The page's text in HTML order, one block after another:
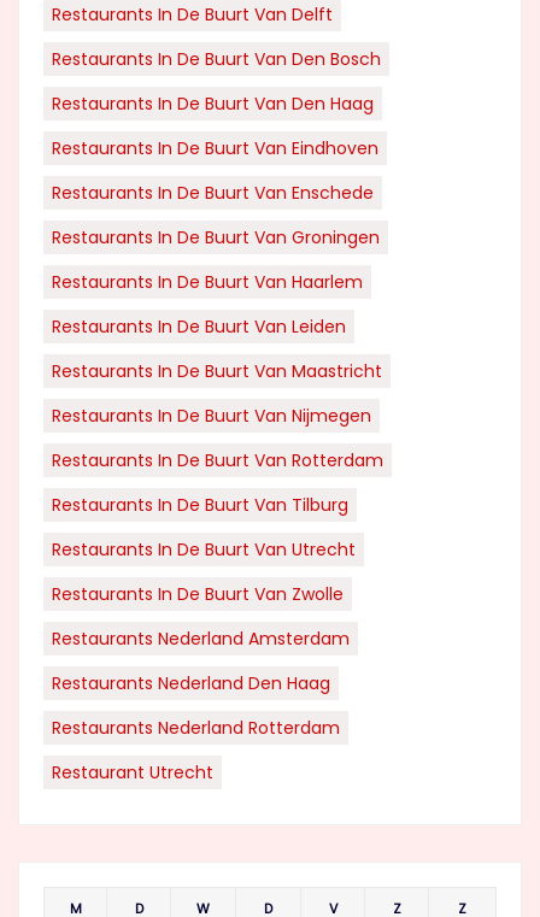
Restaurants In De Buurt Van Delft
Restaurants In De Buurt Van Den Bosch
Restaurants In De Buurt Van Den Haag
Restaurants In De Buurt Van Eindhoven
Restaurants In De Buurt Van Enschede
Restaurants In De Buurt Van Groningen
Restaurants In De Buurt Van Haarlem
Restaurants In De Buurt Van Leiden
Restaurants In De Buurt Van Maastricht
Restaurants In De Buurt Van Nijmegen
Restaurants In De Buurt Van Rotterdam
Restaurants In De Buurt Van Tilburg
Restaurants In De Buurt Van Utrecht
Restaurants In De Buurt Van Zwolle
Restaurants Nederland Amsterdam
Restaurants Nederland Den Haag
Restaurants Nederland Rotterdam
Restaurant Utrecht
M D W D V Z Z